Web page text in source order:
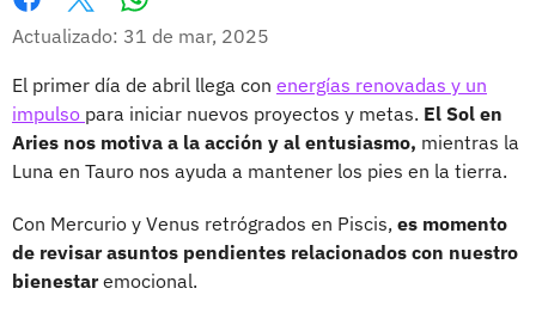
Facebook
X
Actualizado: 31 de mar, 2025
El primer día de abril llega con energías renovadas y un
impulso para iniciar nuevos proyectos y metas. El Sol en
Aries nos motiva a la acción y al entusiasmo, mientras la
Luna en Tauro nos ayuda a mantener los pies en la tierra.
Con Mercurio y Venus retrógrados en Piscis, es momento
de revisar asuntos pendientes relacionados con nuestro
bienestaremocional.